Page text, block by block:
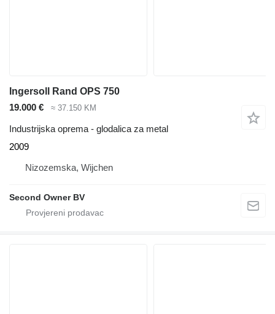
Ingersoll Rand OPS 750
19.000 €
≈ 37.150 KM
Industrijska oprema - glodalica za metal
2009
Nizozemska, Wijchen
Second Owner BV